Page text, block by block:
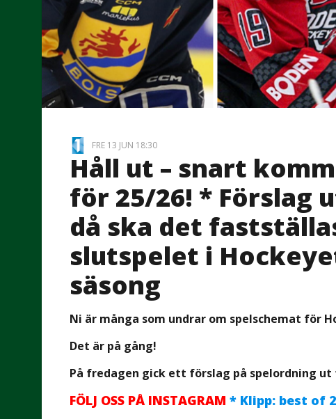
FRE 13 JUN 18:30
Håll ut – snart
för 25/26! * Förslag
då ska det
slutspelet i
säsong
Ni är många som undrar om spelschemat för
Det är på gång!
På fredagen gick ett förslag på spelordning
FÖLJ OSS PÅ INSTAGRAM * Klipp: best of